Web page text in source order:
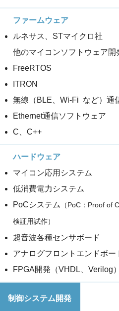
ルネサス、STマイクロ社
他のマイコンソフトウェア開
FreeRTOS
ITRON
無線（BLE、Wi-Fi など）通
Ethernet通信ソフトウェア
C、C++
マイコン応用システム
低消費電力システム
PoCシステム
（PoC：Proof of
検証用試作）
超音波各種センサボード
アナログフロントエンドボー
FPGA開発（VHDL、Verilog）
制御システム開発